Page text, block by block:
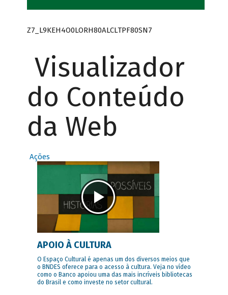
Z7_L9KEH4O0LORH80ALCLTPF80SN7
Visualizador
do Conteúdo
da Web
Ações
APOIO À CULTURA
O Espaço Cultural é apenas um dos diversos meios que
o BNDES oferece para o acesso à cultura. Veja no vídeo
como o Banco apoiou uma das mais incríveis bibliotecas
do Brasil e como investe no setor cultural.